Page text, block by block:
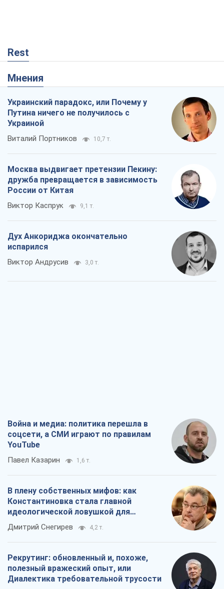
Rest
Мнения
Украинский парадокс, или Почему у
Путина ничего не получилось с
Украиной
Виталий Портников 10,7 т.
Москва выдвигает претензии Пекину:
дружба превращается в зависимость
России от Китая
Виктор Каспрук 9,1 т.
Дух Анкориджа окончательно
испарился
Виктор Андрусив 3,0 т.
Война и медиа: политика перешла в
соцсети, а СМИ играют по правилам
YouTube
Павел Казарин 1,6 т.
В плену собственных мифов: как
Константиновка стала главной
идеологической ловушкой для
российских оккупантов
Дмитрий Снегирев 4,2 т.
Рекрутинг: обновленный и, похоже,
полезный вражеский опыт, или
Диалектика требовательной трусости